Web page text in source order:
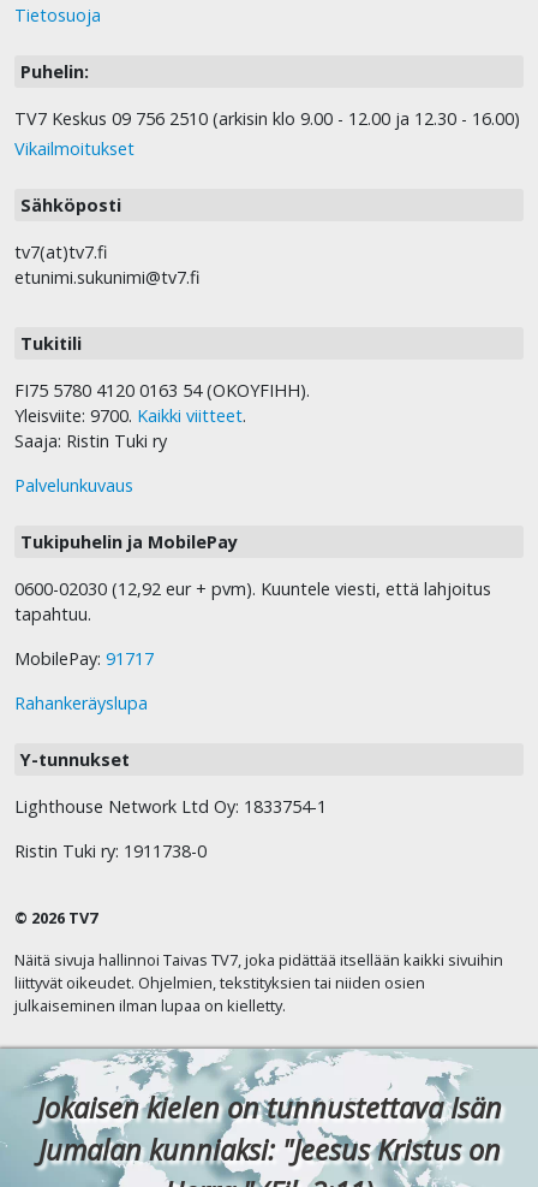
Tietosuoja
Puhelin:
TV7 Keskus 09 756 2510 (arkisin klo 9.00 - 12.00 ja 12.30 - 16.00)
Vikailmoitukset
Sähköposti
tv7(at)tv7.fi
etunimi.sukunimi@tv7.fi
Tukitili
FI75 5780 4120 0163 54 (OKOYFIHH).
Yleisviite: 9700. Kaikki viitteet.
Saaja: Ristin Tuki ry
Palvelunkuvaus
Tukipuhelin ja MobilePay
0600-02030 (12,92 eur + pvm). Kuuntele viesti, että lahjoitus
tapahtuu.
MobilePay: 91717
Rahankeräyslupa
Y-tunnukset
Lighthouse Network Ltd Oy: 1833754-1
Ristin Tuki ry: 1911738-0
© 2026 TV7
Näitä sivuja hallinnoi Taivas TV7, joka pidättää itsellään kaikki sivuihin
liittyvät oikeudet. Ohjelmien, tekstityksien tai niiden osien
julkaiseminen ilman lupaa on kielletty.
Jokaisen kielen on tunnustettava Isän
Jumalan kunniaksi: "Jeesus Kristus on